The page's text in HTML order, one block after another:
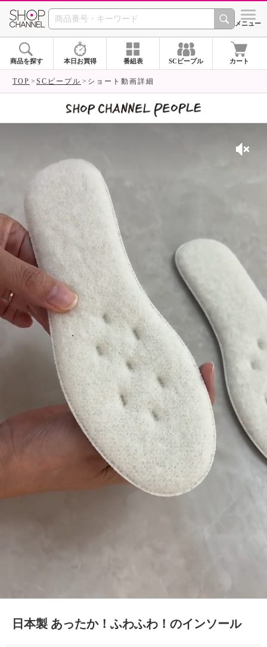
SHOP CHANNEL シメニュー
商品を探す 本日お買得 番組表 SCピープル カート
TOP SCピープル ショート動画詳細
日本製 あったか！ふわふわ！のインソール